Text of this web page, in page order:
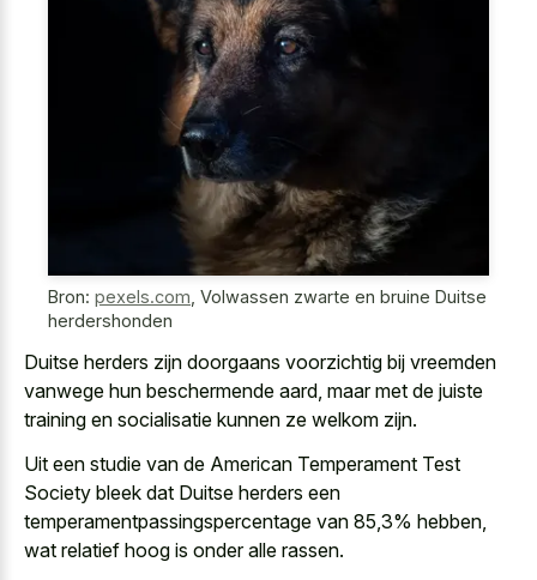
Bron: pexels.com Volwassen zwarte en bruine Duitse
herdershonden
Duitse herders zijn doorgaans voorzichtig bij vreemden
vanwege hun beschermende aard, maar met de juiste
training en socialisatie kunnen ze welkom zijn.
Uit een studie van de American Temperament Test
Society bleek dat Duitse herders een
temperamentpassingspercentage van 85,3% hebben,
wat relatief hoog is onder alle rassen.